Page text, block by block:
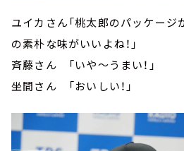
ユイカさん「桃太郎のパッケージ
の素朴な味がいいよね！」
斉藤さん 「いや～うまい！」
坐間さん 「おいしい！」